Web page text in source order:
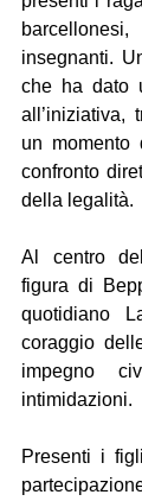
insegnanti.
che ha dato
all’iniziativa,
un
confronto
della legalità.
Al centro
figura di
quotidiano
coraggio
impegno
intimidazioni.
Presenti i